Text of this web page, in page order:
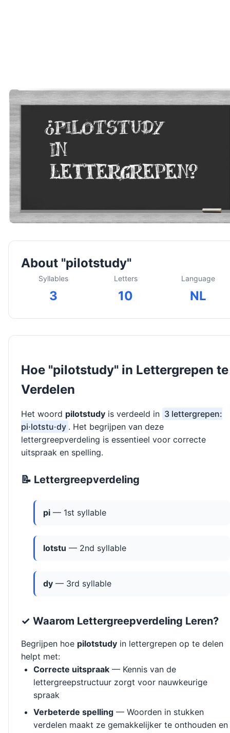
About "pilotstudy"
Syllables
3
Letters
10
Language
NL
Hoe "pilotstudy" in Lettergrepen te
Verdelen
Het woord pilotstudy is verdeeld in 3 lettergrepen:
pi·lotstu·dy . Het begrijpen van deze
lettergreepverdeling is essentieel voor correcte
uitspraak en spelling.
📝 Lettergreepverdeling
pi — 1st syllable
lotstu — 2nd syllable
dy — 3rd syllable
✓ Waarom Lettergreepverdeling Leren?
Begrijpen hoe pilotstudy in lettergrepen op te delen
helpt met:
Correcte uitspraak — Kennis van de
lettergreepstructuur zorgt voor nauwkeurige
spraak
Verbeterde spelling — Woorden in stukken
verdelen maakt ze gemakkelijker te onthouden en